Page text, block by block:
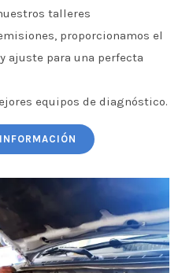
talleres
proporcionamos el
ajuste para una perfecta
equipos de diagnóstico.